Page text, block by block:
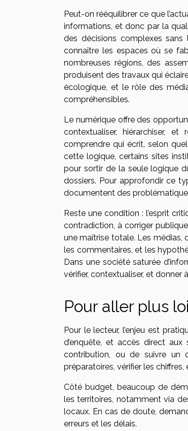
Peut-on rééquilibrer ce que
informations, et donc par la
des décisions complexes
connaître les espaces où se
nombreuses régions, des
produisent des travaux qui
écologique, et le rôle des
compréhensibles.
Le numérique offre des
contextualiser, hiérarchiser,
comprendre qui écrit, selon
cette logique, certains sites
pour sortir de la seule logique
dossiers. Pour approfondir ce
documentent des
Reste une condition : l’esprit
contradiction, à corriger
une maîtrise totale. Les médias,
les commentaires, et les
Dans une société saturée
vérifier, contextualiser, et donner
Pour aller plus
Pour le lecteur, l’enjeu est
d’enquête, et accès direct
contribution, ou de suivre un
préparatoires, vérifier les
Côté budget, beaucoup de
les territoires, notamment via
locaux. En cas de doute,
erreurs et les délais.